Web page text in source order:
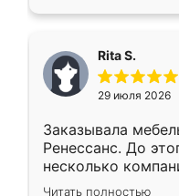
каких-либо
довольна, все
Rita S.
29 июля 2026
Заказывала
Ренессанс. До
несколько
эту. Сначала
Читать полностью